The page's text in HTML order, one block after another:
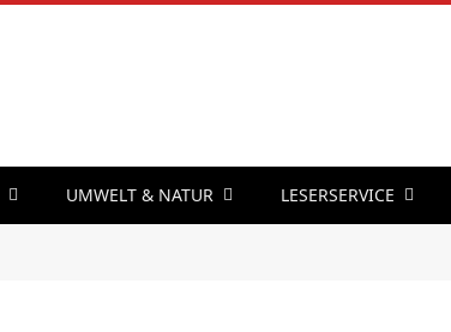
UMWELT & NATUR LESERSERVICE